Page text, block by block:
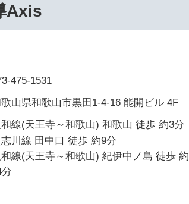
Axis
475-1531
山県和歌山市黒田1-4-16 能開ビル 4F
和線(天王寺～和歌山) 和歌山 徒歩 約3分
川線 田中口 徒歩 約9分
和線(天王寺～和歌山) 紀伊中ノ島 徒歩 約
分